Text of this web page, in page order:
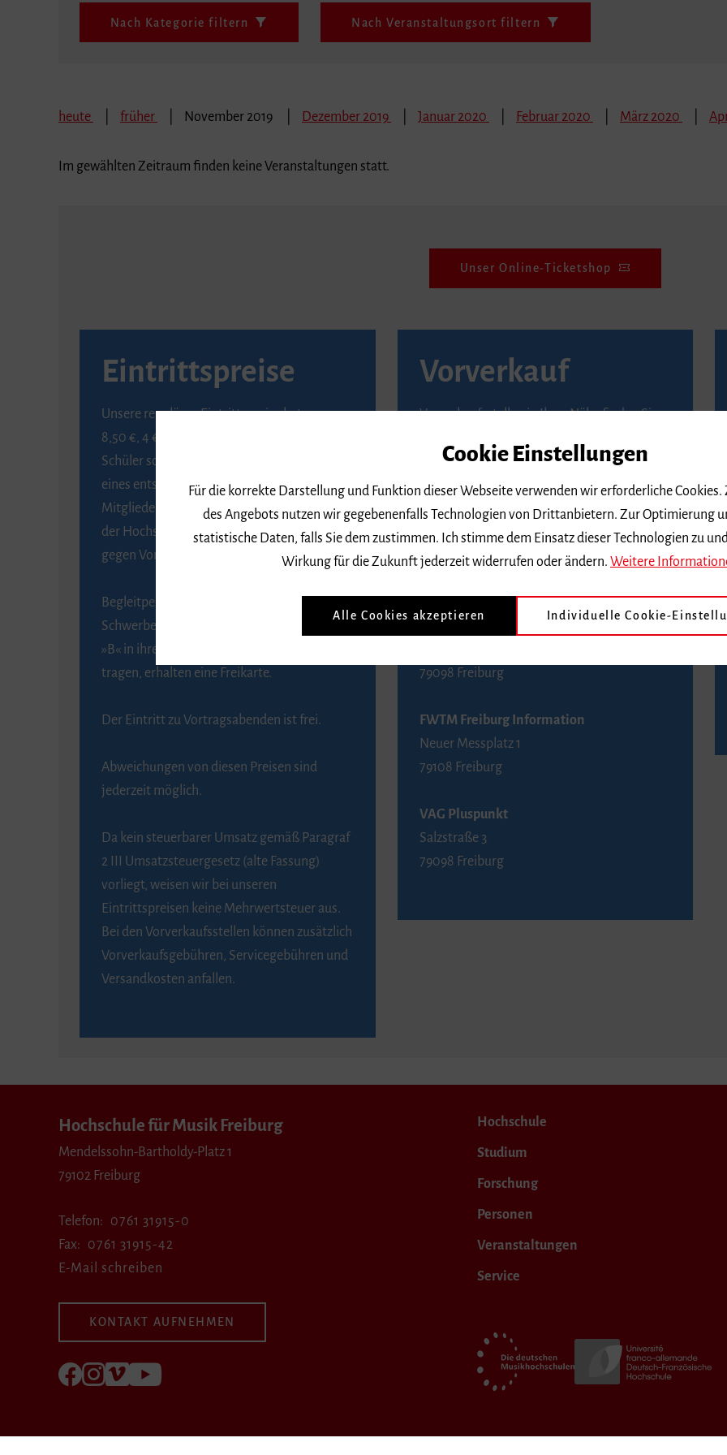
Nach Kategorie filtern Nach Veranstaltungsort filtern
heute früher November 2019 Dezember 2019 Januar 2020 Februar 2020 März 2020
Im gewählten Zeitraum finden keine Veranstaltungen statt.
Unser Online-Ticketshop
Eintrittspreise
Unsere regulären Eintrittspreise betragen
8,50 €, 4 € ermäßigt für Schülerinnen und
Schüler sowie Studierende gegen Vorlage
eines entsprechenden Nachweises, 6 € für
Mitglieder der Gesellschaft zur Förderung
der Hochschule für Musik Freiburg e. V.
gegen Vorlage des Mitgliedsausweises.
Begleitpersonen von Menschen mit
Schwerbehinderung, die das Merkzeichen
»B« in ihrem Schwerbehindertenausweis
tragen, erhalten eine Freikarte.
Der Eintritt zu Vortragsabenden ist frei.
Abweichungen von diesen Preisen sind
jederzeit möglich.
Da kein steuerbarer Umsatz gemäß Paragraf
2 III Umsatzsteuergesetz (alte Fassung)
vorliegt, weisen wir bei unseren
Eintrittspreisen keine Mehrwertsteuer aus.
Bei den Vorverkaufsstellen können zusätzlich
Vorverkaufsgebühren, Servicegebühren und
Versandkosten anfallen.
Vorverkauf
Vorverkaufsstellen in Ihrer Nähe finden Sie
BZ-Kartenservice Freiburg
Kaiser-Joseph-Straße 229
79098 Freiburg
Telefon 0761 4968888 (Reservierungen sind
FWTM Tourist-Information
79098 Freiburg
FWTM Freiburg Information
Neuer Messplatz 1
79108 Freiburg
VAG Pluspunkt
Salzstraße 3
79098 Freiburg
Hochschule für Musik Freiburg
Mendelssohn-Bartholdy-Platz 1
79102 Freiburg
Telefon
0761 31915-0
Fax
0761 31915-42
E-Mail schreiben
KONTAKT AUFNEHMEN
Folgen Sie uns auf Facebook
Folgen Sie uns auf Instagram
Besuchen Sie uns bei Vimeo
Hochschule
Studium
Forschung
Personen
Veranstaltungen
Service
Cookie Einstellungen
Für die korrekte Darstellung und Funktion dieser Webseite verwenden wir erforderliche
des Angebots nutzen wir gegebenenfalls Technologien von Drittanbietern. Zur Optimierung
statistische Daten, falls Sie dem zustimmen. Ich stimme dem Einsatz dieser Technologien zu
Wirkung für die Zukunft jederzeit widerrufen oder ändern. Weitere
Alle Cookies akzeptieren Individuelle Cookie-